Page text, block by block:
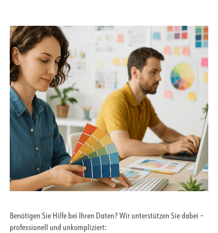
Benötigen Sie Hilfe bei Ihren Daten? Wir unterstützen Sie dabei –
professionell und unkompliziert: